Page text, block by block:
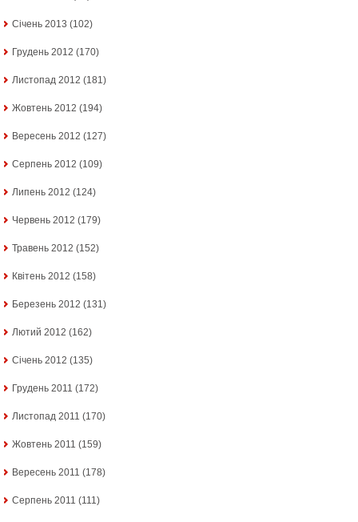
Січень 2013 (102)
Грудень 2012 (170)
Листопад 2012 (181)
Жовтень 2012 (194)
Вересень 2012 (127)
Серпень 2012 (109)
Липень 2012 (124)
Червень 2012 (179)
Травень 2012 (152)
Квітень 2012 (158)
Березень 2012 (131)
Лютий 2012 (162)
Січень 2012 (135)
Грудень 2011 (172)
Листопад 2011 (170)
Жовтень 2011 (159)
Вересень 2011 (178)
Серпень 2011 (111)